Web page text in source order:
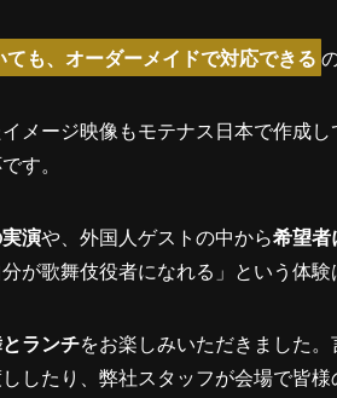
も、オーダーメイドで対応できる
メージ映像もモテナス日本で作成し
す。
演や、外国人ゲストの中から希望者
が歌舞伎役者になれる」という体験
ランチをお楽しみいただきました
したり、弊社スタッフが会場で皆